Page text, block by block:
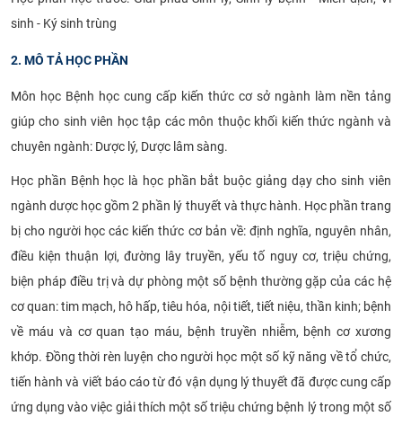
sinh - Ký sinh trùng
2. MÔ TẢ HỌC PHẦN
Môn học Bệnh học cung cấp kiến thức cơ sở ngành làm nền tảng
giúp cho sinh viên học tập các môn thuộc khối kiến thức ngành và
chuyên ngành: Dược lý, Dược lâm sàng.
Học phần Bệnh học là học phần bắt buộc giảng dạy cho sinh viên
ngành dược học gồm 2 phần lý thuyết và thực hành. Học phần trang
bị cho người học các kiến thức cơ bản về: định nghĩa, nguyên nhân,
điều kiện thuận lợi, đường lây truyền, yếu tố nguy cơ, triệu chứng,
biện pháp điều trị và dự phòng một số bệnh thường gặp của các hệ
cơ quan: tim mạch, hô hấp, tiêu hóa, nội tiết, tiết niệu, thần kinh; bệnh
về máu và cơ quan tạo máu, bệnh truyền nhiễm, bệnh cơ xương
khớp. Đồng thời rèn luyện cho người học một số kỹ năng về tổ chức,
tiến hành và viết báo cáo từ đó vận dụng lý thuyết đã được cung cấp
ứng dụng vào việc giải thích một số triệu chứng bệnh lý trong một số